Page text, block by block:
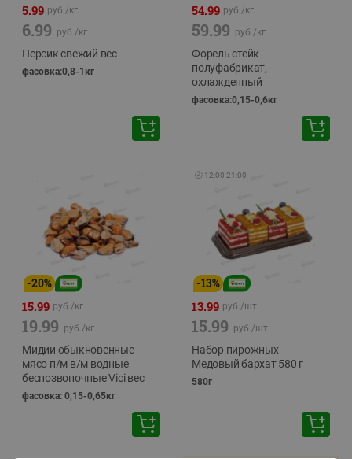
5.99 руб./кг
6.99 руб./кг
Персик свежий вес
фасовка:0,8-1кг
54.99 руб./кг
59.99 руб./кг
Форель стейк
полуфабрикат,
охлажденный
фасовка:0,15-0,6кг
-20%
15.99 руб./кг
19.99 руб./кг
Мидии обыкновенные
мясо п/м в/м водные
беспозвоночные Vici вес
фасовка: 0,15-0,65кг
🕘 12:00-21:00
-13%
13.99 руб./шт
15.99 руб./шт
Набор пирожных
Медовый бархат 580 г
580г